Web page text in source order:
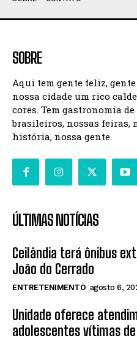
SOBRE
Aqui tem gente feliz,
nossa cidade um rico
cores. Tem gastronomia
brasileiros, nossas feiras,
história, nossa gente.
ÚLTIMAS NOTÍCIAS
Ceilândia terá ônibus
João do Cerrado
ENTRETENIMENTO agosto 6,
Unidade oferece
adolescentes vítimas